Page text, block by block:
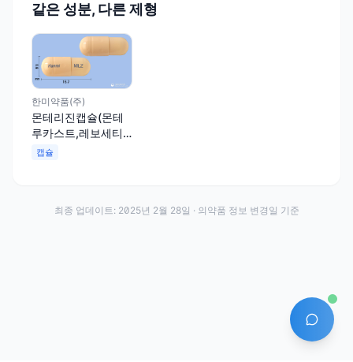
같은 성분, 다른 제형
한미약품(주)
몬테리진캡슐(몬테
루카스트,레보세티
리진)
캡슐
AI 에이
최종 업데이트: 2025년 2월 28일 · 의약품 정보 변경일 기준